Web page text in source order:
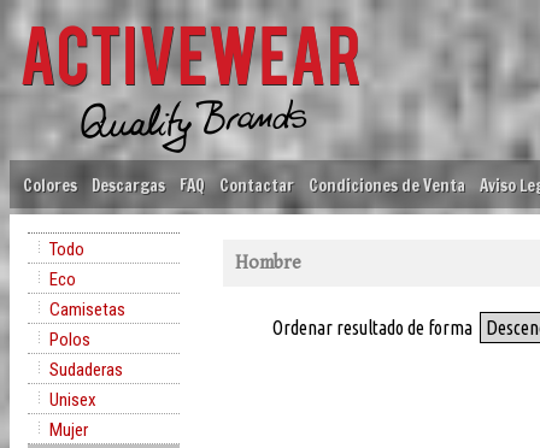
Colores Descargas FAQ Contactar Condiciones de Venta Aviso
Todo
Eco
Camisetas
Polos
Sudaderas
Unisex
Mujer
Hombre
Ordenar resultado de forma